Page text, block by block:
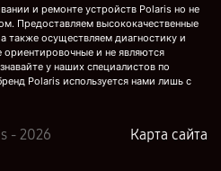
и ремонте устройств Polaris но не
Предоставляем высококачественные
также осуществляем диагностику и
и не являются
у наших специалистов по
Polaris используется нами лишь с
- 2026 Карта сайта